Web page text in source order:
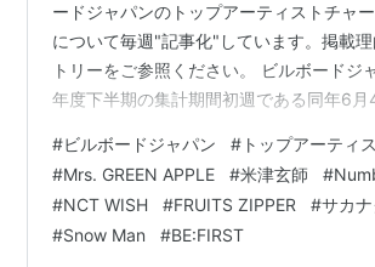
ードジャパンのトップアーティストチャ
について毎週"記事化"しています。掲載
トリーをご参照ください。 ビルボードジ
年度下半期の集計期間初週である同年6月
ミング指標においてリカレントルールを
SongsチャートおよびStreaming Albums
未公表)を指標化する際、ソングチャート
内に52週、アルバムチャートでは同26週
#ビルボードジャパン # トップアーティ
#Mrs. GREEN APPLE #米津玄師 #
#NCT WISH #FRUITS ZIPPER #サカ
#Snow Man #BE:FIRST